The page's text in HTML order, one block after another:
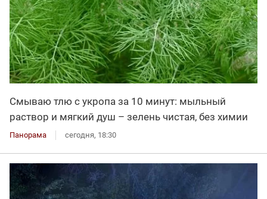
Смываю тлю с укропа за 10 минут: мыльный
раствор и мягкий душ – зелень чистая, без химии
Панорама сегодня, 18:30